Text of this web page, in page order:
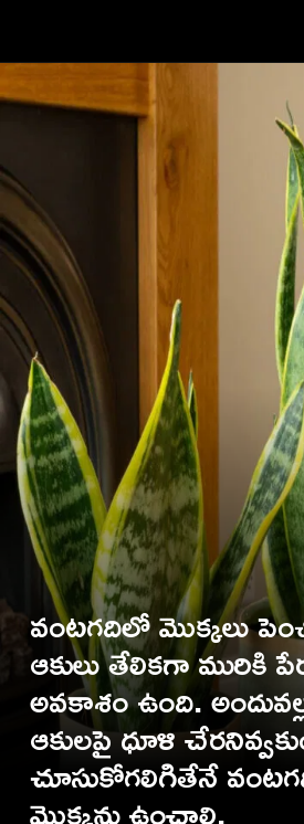
వంటగదిలో మొక్కలు
ఆకులు తేలికగా మురికి
అవకాశం ఉంది.
ఆకులపై ధూళి
చూసుకోగలిగితేనే